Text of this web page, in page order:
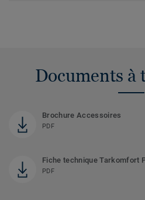
Documents à
Brochure Accessoires
PDF
Fiche technique Tarkomfort
PDF